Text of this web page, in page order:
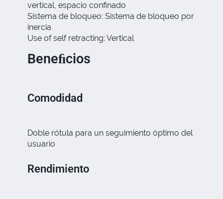
vertical, espacio conﬁnado
Sistema de bloqueo: Sistema de bloqueo por
inercia
Use of self retracting: Vertical
Beneﬁcios
Comodidad
Doble rótula para un seguimiento óptimo del
usuario
Rendimiento